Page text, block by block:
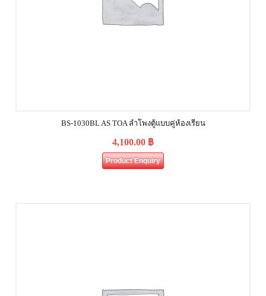
BS-1030BL AS TOA ลำโพงตู้แบบคู่ห้องเรียน
4,100.00 ฿
Product Enquiry